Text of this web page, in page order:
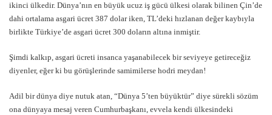
ikinci ülkedir. Dünya’nın en büyük ucuz iş gücü ülkesi olarak bilinen Çin’de
dahi ortalama asgari ücret 387 dolar iken, TL’deki hızlanan değer kaybıyla
birlikte Türkiye’de asgari ücret 300 doların altına inmiştir.
Şimdi kalkıp, asgari ücreti insanca yaşanabilecek bir seviyeye getireceğiz
diyenler, eğer ki bu görüşlerinde samimilerse hodri meydan!
Adil bir dünya diye nutuk atan, “Dünya 5’ten büyüktür” diye sürekli sözüm
ona dünyaya mesaj veren Cumhurbaşkanı, evvela kendi ülkesindeki